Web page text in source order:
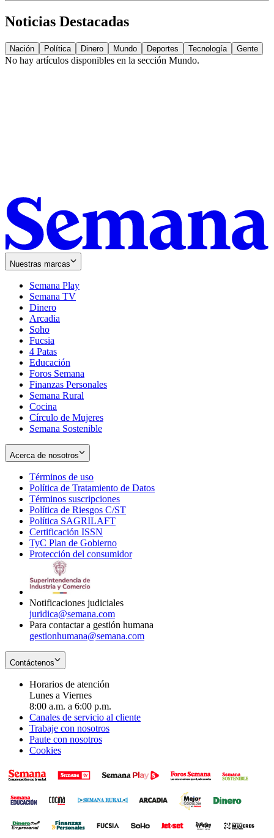
Noticias Destacadas
Nación Política Dinero Mundo Deportes Tecnología Gente
No hay artículos disponibles en la sección Mundo.
Nuestras marcas
Semana Play
Semana TV
Dinero
Arcadia
Soho
in
new
window
Fucsia
in
new
window
4 Patas
Educación
Foros Semana
Finanzas Personales
Semana Rural
Cocina
Círculo de Mujeres
Semana Sostenible
Acerca de nosotros
Términos de uso
in
new
window
Política de Tratamiento de Datos
Términos suscripciones
in
Política de Riesgos C/ST
Política SAGRILAFT
new
window
Certificación ISSN
in
new
TyC Plan de Gobierno
in
Protección del consumidorOpens
Notificaciones judiciales
juridica@semana.com
Para contactar a gestión humana
gestionhumana@semana.com
Contáctenos
Horarios de atención
Lunes a Viernes
8:00 a.m. a 6:00 p.m.
Canales de servicio al cliente
Trabaje con nosotros
Paute con nosotros
Cookies